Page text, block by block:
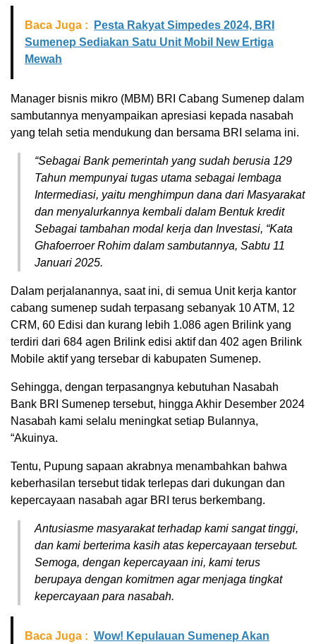
Baca Juga :
Pesta Rakyat Simpedes 2024, BRI
Sumenep Sediakan Satu Unit Mobil New Ertiga
Mewah
Manager bisnis mikro (MBM) BRI Cabang Sumenep dalam
sambutannya menyampaikan apresiasi kepada nasabah
yang telah setia mendukung dan bersama BRI selama ini.
“Sebagai Bank pemerintah yang sudah berusia 129
Tahun mempunyai tugas utama sebagai lembaga
Intermediasi, yaitu menghimpun dana dari Masyarakat
dan menyalurkannya kembali dalam Bentuk kredit
Sebagai tambahan modal kerja dan Investasi, “Kata
Ghafoerroer Rohim dalam sambutannya, Sabtu 11
Januari 2025.
Dalam perjalanannya, saat ini, di semua Unit kerja kantor
cabang sumenep sudah terpasang sebanyak 10 ATM, 12
CRM, 60 Edisi dan kurang lebih 1.086 agen Brilink yang
terdiri dari 684 agen Brilink edisi aktif dan 402 agen Brilink
Mobile aktif yang tersebar di kabupaten Sumenep.
Sehingga, dengan terpasangnya kebutuhan Nasabah
Bank BRI Sumenep tersebut, hingga Akhir Desember 2024
Nasabah kami selalu meningkat setiap Bulannya,
“Akuinya.
Tentu, Pupung sapaan akrabnya menambahkan bahwa
keberhasilan tersebut tidak terlepas dari dukungan dan
kepercayaan nasabah agar BRI terus berkembang.
Antusiasme masyarakat terhadap kami sangat tinggi,
dan kami berterima kasih atas kepercayaan tersebut.
Semoga, dengan kepercayaan ini, kami terus
berupaya dengan komitmen agar menjaga tingkat
kepercayaan para nasabah.
Baca Juga : Wow! Kepulauan Sumenep Akan